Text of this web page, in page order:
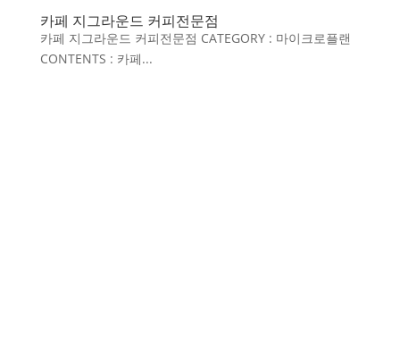
카페 지그라운드 커피전문점
카페 지그라운드 커피전문점 CATEGORY : 마이크로플랜
CONTENTS : 카페...